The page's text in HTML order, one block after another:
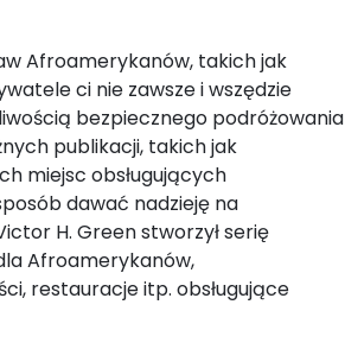
Afroamerykanów, takich jak
ci nie zawsze i wszędzie
bezpiecznego podróżowania
publikacji, takich jak
miejsc obsługujących
dawać nadzieję na
H. Green stworzył serię
Afroamerykanów,
restauracje itp. obsługujące